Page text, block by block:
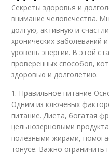
Секреты здоровья и
внимание человечества.
долгую, активную и
хронических заболеваний
уровень энергии. В этой
проверенных способов,
здоровью и долголетию.
1. Правильное питание
Одним из ключевых
питание. Диета, богатая
цельнозерновыми
полезными жирами,
тонусе. Важно ограничить